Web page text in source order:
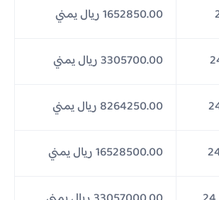
1652850.00 ريال يمني
3305700.00 ريال يمني
8264250.00 ريال يمني
16528500.00 ريال يمني